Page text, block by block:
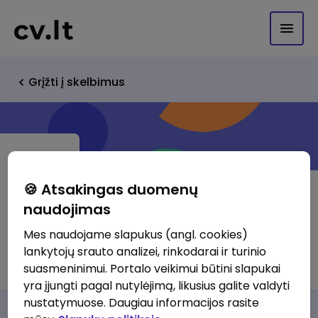
Grįžti į skelbimus
AB "Lietuvos spauda"
http://www.lspauda.lt
🍪 Atsakingas duomenų
naudojimas
Mes naudojame slapukus (angl. cookies)
lankytojų srauto analizei, rinkodarai ir turinio
suasmeninimui. Portalo veikimui būtini slapukai
yra įjungti pagal nutylėjimą, likusius galite valdyti
nustatymuose. Daugiau informacijos rasite